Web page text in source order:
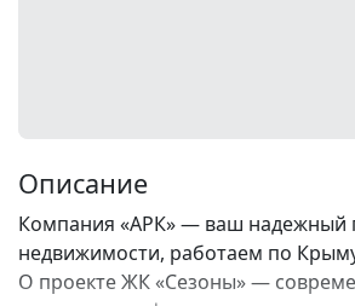
Описание
Компания «АРК» — ваш надежный
недвижимости, работаем по
О проекте ЖК «Сезоны» —